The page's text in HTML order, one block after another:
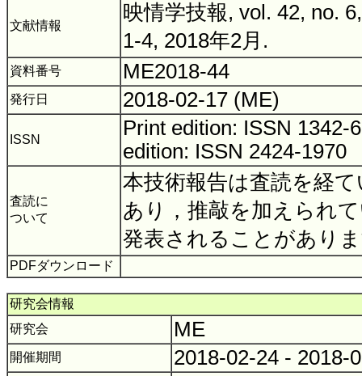
文献情報
映情学技報, vol. 42, no.
1-4, 2018年2月.
資料番号 ME2018-44
発行日 2018-02-17 (ME)
ISSN
Print edition: ISSN
edition: ISSN 2424-1970
査読に
ついて
本技術報告は査読を経
あり，推敲を加えられ
発表されることがあり
PDFダウンロード
研究会情報
研究会
ME
開催期間 2018-02-24 - 2018-